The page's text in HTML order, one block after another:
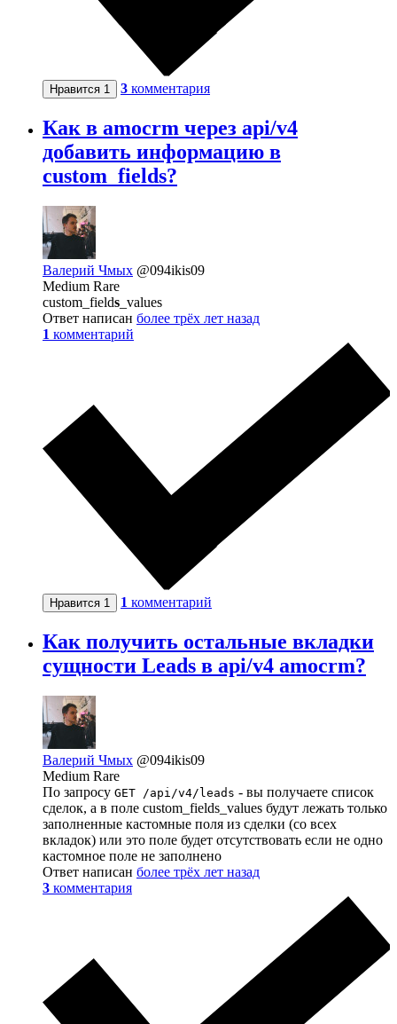
Нравится 1 3 комментария
Как в amocrm через api/v4
добавить информацию в
custom_fields?
Валерий Чмых @094ikis09
Medium Rare
custom_fields _values
Ответ написан более трёх лет назад
1 комментарий
Нравится 1 1 комментарий
Как получить остальные вкладки
сущности Leads в api/v4 amocrm?
Валерий Чмых @094ikis09
Medium Rare
По запросу GET /api/v4/leads - вы получаете список
сделок, а в поле custom_fields_values будут лежать только
заполненные кастомные поля из сделки (со всех
вкладок) или это поле будет отсутствовать если не одно
кастомное поле не заполнено
Ответ написан более трёх лет назад
3 комментария